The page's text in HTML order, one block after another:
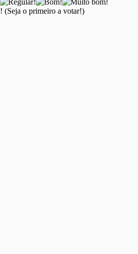
(Seja o primeiro a votar!)